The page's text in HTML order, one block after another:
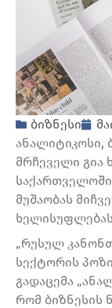
ბიზნესი
ანალიტიკოსი,
მრჩეველი გია
მუშაობას
„რუსულ
სექტორის
გადაცემა
რომ